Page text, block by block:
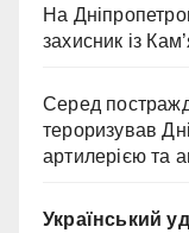
На
захисник із
Серед
тероризував
артилерією та
Український